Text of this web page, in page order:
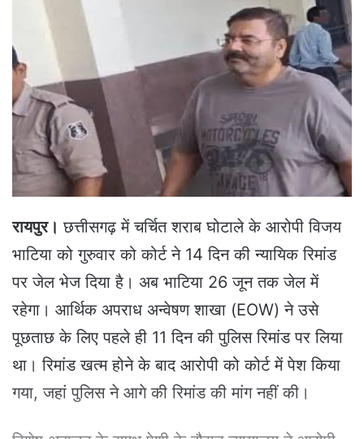
e
m
l
रायपुर। छत्तीसगढ़ में चर्चित शराब घोटाले के आरोपी विजय
भाटिया को गुरुवार को कोर्ट ने 14 दिन की न्यायिक रिमांड
पर जेल भेज दिया है। अब भाटिया 26 जून तक जेल में
रहेगा। आर्थिक अपराध अन्वेषण शाखा (EOW) ने उसे
पूछताछ के लिए पहले ही 11 दिन की पुलिस रिमांड पर लिया
था। रिमांड खत्म होने के बाद आरोपी को कोर्ट में पेश किया
गया, जहां पुलिस ने आगे की रिमांड की मांग नहीं की।